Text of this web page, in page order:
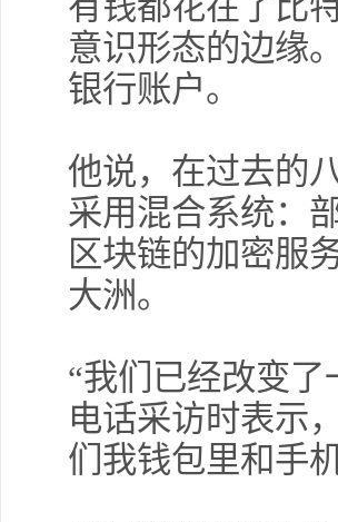
意识形态的边缘
银行账户。
他说，在过去的
采用混合系统：
区块链的加密服
大洲。
“我们已经改变
电话采访时表示
们我钱包里和手